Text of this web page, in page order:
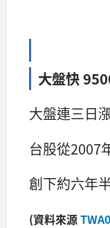
大盤快
大盤連三日
台股從2007
創下約六年
(資料來源